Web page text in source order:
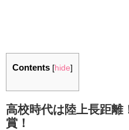
Contents [hide]
高校時代は陸上長距離
賞！